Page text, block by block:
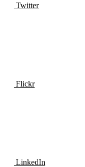
Twitter
Flickr
LinkedIn